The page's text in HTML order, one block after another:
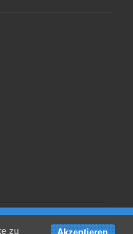
anfordern
ARGUS REISEN
zu